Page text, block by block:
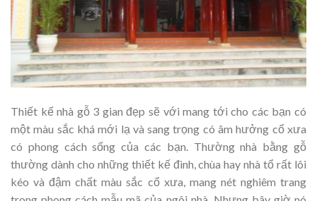
Thiết kế nhà gỗ 3 gian đẹp sẽ với mang tới cho các bạn có
một màu sắc khá mới lạ và sang trọng có âm hưởng cổ xưa
có phong cách sống của các bạn. Thường nhà bằng gỗ
thường dành cho những thiết kế đình, chùa hay nhà tổ rất lôi
kéo và đậm chất màu sắc cổ xưa, mang nét nghiêm trang